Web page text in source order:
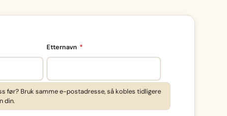
Etternavn *
før? Bruk samme e-postadresse, så kobles tidligere
din.